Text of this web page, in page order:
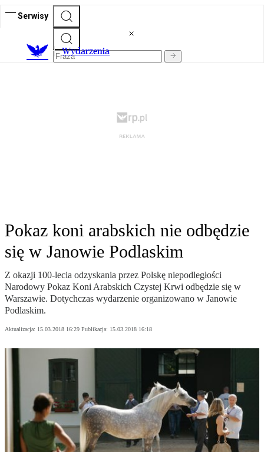
Serwisy
Wydarzenia
Pokaz koni arabskich nie odbędzie
się w Janowie Podlaskim
Z okazji 100-lecia odzyskania przez Polskę niepodległości
Narodowy Pokaz Koni Arabskich Czystej Krwi odbędzie się w
Warszawie. Dotychczas wydarzenie organizowano w Janowie
Podlaskim.
Aktualizacja: 15.03.2018 16:29 Publikacja: 15.03.2018 16:18